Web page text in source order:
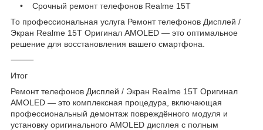
• Срочный ремонт телефонов Realme 15T
То профессиональная услуга Ремонт телефонов Дисплей /
Экран Realme 15T Оригинал AMOLED — это оптимальное
решение для восстановления вашего смартфона.
⸻
Итог
Ремонт телефонов Дисплей / Экран Realme 15T Оригинал
AMOLED — это комплексная процедура, включающая
профессиональный демонтаж повреждённого модуля и
установку оригинального AMOLED дисплея с полным